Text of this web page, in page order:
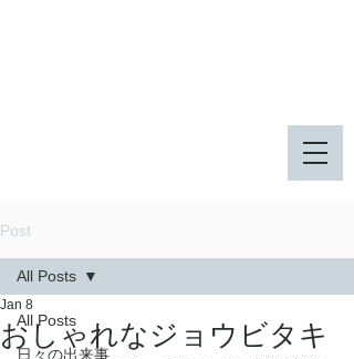
Post
All Posts
日々の出来事
All Posts
おしゃれなジョウビタキ
Jan 8